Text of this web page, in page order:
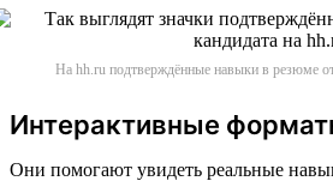
На hh.ru подтверждённые навыки в резюме
Интерактивные
Они помогают увидеть реальные